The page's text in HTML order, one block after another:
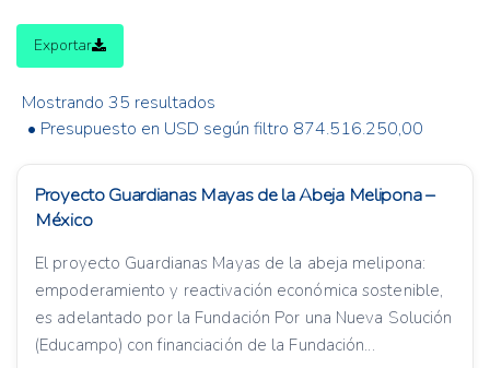
Exportar
Mostrando 35 resultados
• Presupuesto en USD según filtro 874.516.250,00
Proyecto Guardianas Mayas de la Abeja Melipona –
México
El proyecto Guardianas Mayas de la abeja melipona:
empoderamiento y reactivación económica sostenible,
es adelantado por la Fundación Por una Nueva Solución
(Educampo) con financiación de la Fundación...